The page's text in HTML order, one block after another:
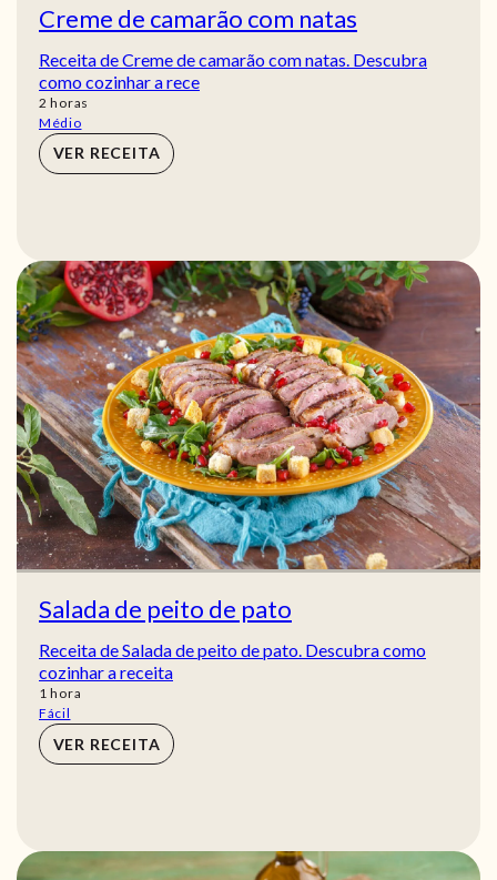
Creme de camarão com natas
Receita de Creme de camarão com natas. Descubra
como cozinhar a rece
2 horas
horas
Médio
VER RECEITA
Salada de peito de pato
Receita de Salada de peito de pato. Descubra como
cozinhar a receita
1 hora
hora
Fácil
VER RECEITA